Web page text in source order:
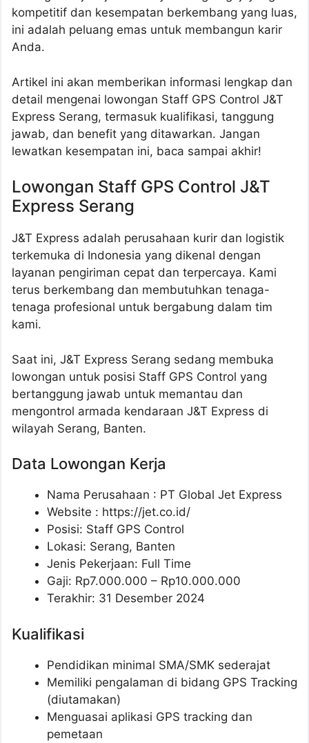
kompetitif dan kesempatan berkembang yang luas,
ini adalah peluang emas untuk membangun karir
Anda.
Artikel ini akan memberikan informasi lengkap dan
detail mengenai lowongan Staff GPS Control J&T
Express Serang, termasuk kualifikasi, tanggung
jawab, dan benefit yang ditawarkan. Jangan
lewatkan kesempatan ini, baca sampai akhir!
Lowongan Staff GPS Control J&T
Express Serang
J&T Express adalah perusahaan kurir dan logistik
terkemuka di Indonesia yang dikenal dengan
layanan pengiriman cepat dan terpercaya. Kami
terus berkembang dan membutuhkan tenaga-
tenaga profesional untuk bergabung dalam tim
kami.
Saat ini, J&T Express Serang sedang membuka
lowongan untuk posisi Staff GPS Control yang
bertanggung jawab untuk memantau dan
mengontrol armada kendaraan J&T Express di
wilayah Serang, Banten.
Data Lowongan Kerja
Nama Perusahaan : PT Global Jet Express
Website : https://jet.co.id/
Posisi: Staff GPS Control
Lokasi: Serang, Banten
Jenis Pekerjaan: Full Time
Gaji: Rp7.000.000 – Rp10.000.000
Terakhir: 31 Desember 2024
Kualifikasi
Pendidikan minimal SMA/SMK sederajat
Memiliki pengalaman di bidang GPS Tracking
(diutamakan)
Menguasai aplikasi GPS tracking dan
pemetaan